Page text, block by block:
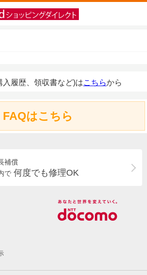
入履歴、領収書など)はこちらから
FAQはこちら
補償
で 何度でも修理OK